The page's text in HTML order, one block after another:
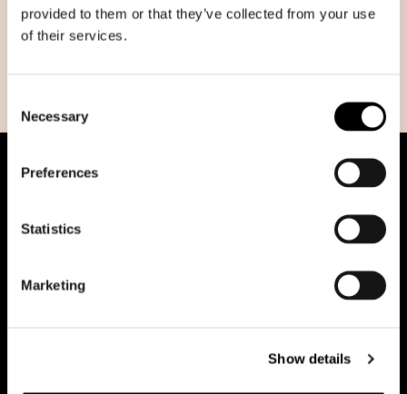
provided to them or that they’ve collected from your use
of their services.
Selection
Necessary
Preferences
Statistics
Marketing
Show details
Governance
Governance territoriale
Riduci animazioni